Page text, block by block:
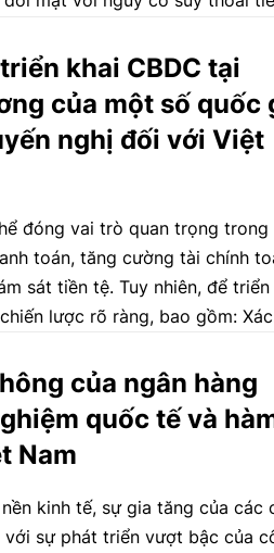
Quốc xảy ra do sở hữu khả
ảnh hưởng bởi thuế quan giữa
cách thức phức tạp và khó
có thể định hình lại dòng chảy
khai CBDC tại
của một số quốc
nghị đối với Việt
đóng vai trò quan trọng trong
toán, tăng cường tài chính
sát tiền tệ. Tuy nhiên, để triển
lược rõ ràng, bao gồm: Xác
thử nghiệm các mô hình triển
tế để đảm bảo tính tương
của ngân hàng
quốc tế và
Nam
kinh tế, sự gia tăng của các
sự phát triển vượt bậc của